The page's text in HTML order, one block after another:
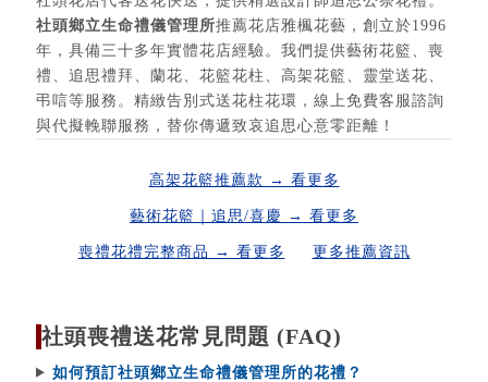
社頭鄉立生命禮儀管理所推薦花店雅楓花藝，創立於1996
年，具備三十多年實體花店經驗。我們提供藝術花籃、喪
禮、追思禮拜、蘭花、花籃花柱、高架花籃、靈堂送花、
弔唁等服務。精緻告別式送花柱花環，線上免費客服諮詢
與代擬輓聯服務，替你傳遞致哀追思心意零距離！
高架花籃推薦款 → 看更多
藝術花籃｜追思/喜慶 → 看更多
喪禮花禮完整商品 → 看更多 更多推薦資訊
社頭喪禮送花常見問題 (FAQ)
如何預訂社頭鄉立生命禮儀管理所的花禮？